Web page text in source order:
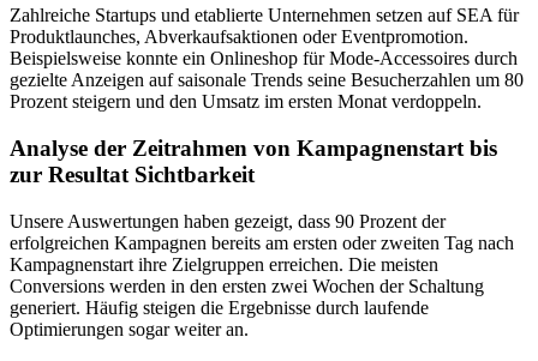
Zahlreiche Startups und etablierte Unternehmen setzen auf SEA für
Produktlaunches, Abverkaufsaktionen oder Eventpromotion.
Beispielsweise konnte ein Onlineshop für Mode-Accessoires durch
gezielte Anzeigen auf saisonale Trends seine Besucherzahlen um 80
Prozent steigern und den Umsatz im ersten Monat verdoppeln.
Analyse der Zeitrahmen von Kampagnenstart bis
zur Resultat Sichtbarkeit
Unsere Auswertungen haben gezeigt, dass 90 Prozent der
erfolgreichen Kampagnen bereits am ersten oder zweiten Tag nach
Kampagnenstart ihre Zielgruppen erreichen. Die meisten
Conversions werden in den ersten zwei Wochen der Schaltung
generiert. Häufig steigen die Ergebnisse durch laufende
Optimierungen sogar weiter an.